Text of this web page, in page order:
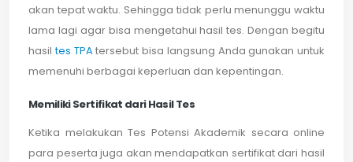
akan tepat waktu. Sehingga tidak perlu menunggu waktu
lama lagi agar bisa mengetahui hasil tes. Dengan begitu
hasiltes TPAtersebut bisa langsung Anda gunakan untuk
memenuhi berbagai keperluan dan kepentingan.
Memiliki Sertifikat dari Hasil Tes
Ketika melakukan Tes Potensi Akademik secara online
para peserta juga akan mendapatkan sertifikat dari hasil